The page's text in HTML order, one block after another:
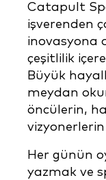
Catapult
işverenden
inovasyona
çeşitlilik
Büyük
meydan
öncülerin,
Her günün
yazmak ve